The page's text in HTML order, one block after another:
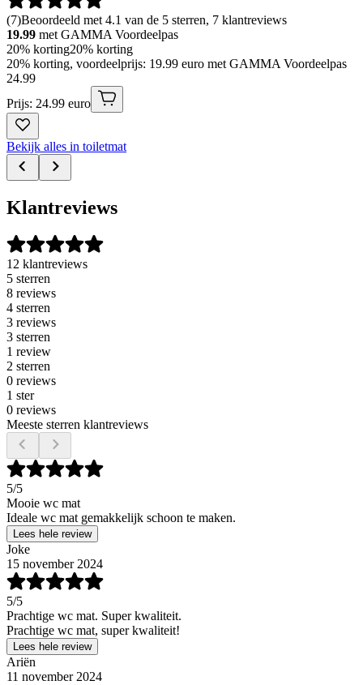
(7)Beoordeeld met 4.1 van de 5 sterren, 7 klantreviews
19.99 met GAMMA Voordeelpas
20% korting20% korting
20% korting, voordeelprijs: 19.99 euro met GAMMA Voordeelpas
24.99
Prijs: 24.99 euro
Bekijk alles in toiletmat
Klantreviews
12 klantreviews
5 sterren
8 reviews
4 sterren
3 reviews
3 sterren
1 review
2 sterren
0 reviews
1 ster
0 reviews
Meeste sterren klantreviews
5/5
Mooie wc mat
Ideale wc mat gemakkelijk schoon te maken.
Lees hele review
Joke
15 november 2024
5/5
Prachtige wc mat. Super kwaliteit.
Prachtige wc mat, super kwaliteit!
Lees hele review
Ariën
11 november 2024